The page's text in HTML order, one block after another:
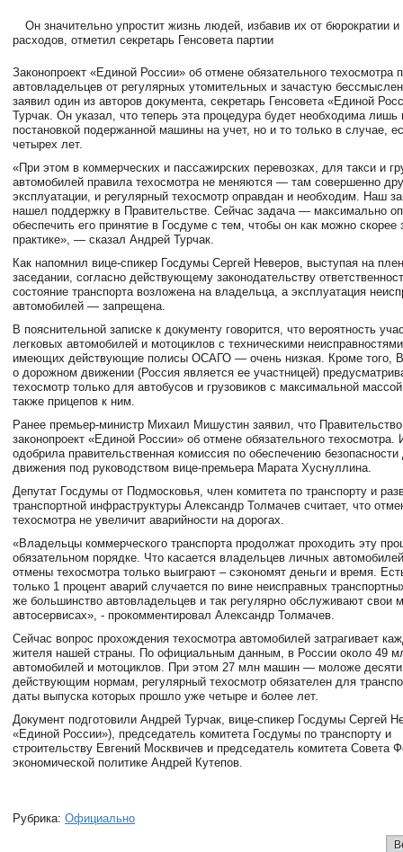
Он значительно упростит жизнь людей, избавив их от бюрократии
расходов, отметил секретарь Генсовета партии
Законопроект «Единой России» об отмене обязательного техосмотра
автовладельцев от регулярных утомительных и зачастую
заявил один из авторов документа, секретарь Генсовета «Единой
Турчак. Он указал, что теперь эта процедура будет необходима лишь
постановкой подержанной машины на учет, но и то только в случае,
четырех лет.
«При этом в коммерческих и пассажирских перевозках, для такси и
автомобилей правила техосмотра не меняются — там совершенно
эксплуатации, и регулярный техосмотр оправдан и необходим. Наш
нашел поддержку в Правительстве. Сейчас задача — максимально
обеспечить его принятие в Госдуме с тем, чтобы он как можно скорее
практике», — сказал Андрей Турчак.
Как напомнил вице-спикер Госдумы Сергей Неверов, выступая на
заседании, согласно действующему законодательству
состояние транспорта возложена на владельца, а эксплуатация
автомобилей — запрещена.
В пояснительной записке к документу говорится, что вероятность
легковых автомобилей и мотоциклов с техническими
имеющих действующие полисы ОСАГО — очень низкая. Кроме того,
о дорожном движении (Россия является ее участницей)
техосмотр только для автобусов и грузовиков с максимальной
также прицепов к ним.
Ранее премьер-министр Михаил Мишустин заявил, что
законопроект «Единой России» об отмене обязательного техосмотра.
одобрила правительственная комиссия по обеспечению безопасности
движения под руководством вице-премьера Марата Хуснуллина.
Депутат Госдумы от Подмосковья, член комитета по транспорту и
транспортной инфраструктуры Александр Толмачев считает, что
техосмотра не увеличит аварийности на дорогах.
«Владельцы коммерческого транспорта продолжат проходить эту
обязательном порядке. Что касается владельцев личных
отмены техосмотра только выиграют – сэкономят деньги и время.
только 1 процент аварий случается по вине неисправных
же большинство автовладельцев и так регулярно обслуживают свои
автосервисах», - прокомментировал Александр Толмачев.
Сейчас вопрос прохождения техосмотра автомобилей затрагивает
жителя нашей страны. По официальным данным, в России около 49
автомобилей и мотоциклов. При этом 27 млн машин — моложе
действующим нормам, регулярный техосмотр обязателен для
даты выпуска которых прошло уже четыре и более лет.
Документ подготовили Андрей Турчак, вице-спикер Госдумы Сергей
«Единой России»), председатель комитета Госдумы по транспорту и
строительству Евгений Москвичев и председатель комитета Совета
экономической политике Андрей Кутепов.
Рубрика: Официально